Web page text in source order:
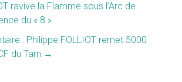
ravive la Flamme sous l’Arc de
du « 8 »
: Philippe FOLLIOT remet 5000
du Tarn →